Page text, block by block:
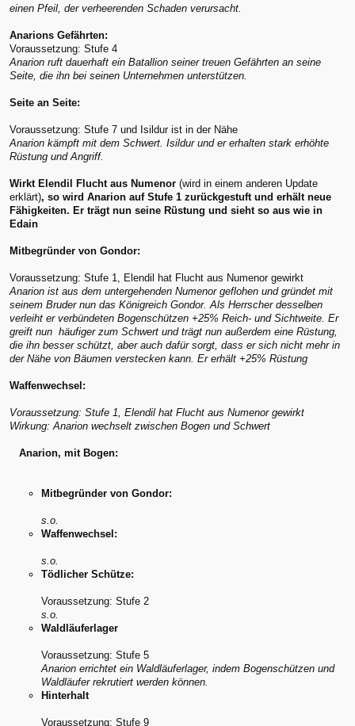
einen Pfeil, der verheerenden Schaden verursacht.
Anarions Gefährten:
Voraussetzung: Stufe 4
Anarion ruft dauerhaft ein Batallion seiner treuen Gefährten an seine
Seite, die ihn bei seinen Unternehmen unterstützen.
Seite an Seite:
Voraussetzung: Stufe 7 und Isildur ist in der Nähe
Anarion kämpft mit dem Schwert. Isildur und er erhalten stark erhöhte
Rüstung und Angriff.
Wirkt Elendil Flucht aus Numenor (wird in einem anderen Update
erklärt), so wird Anarion auf Stufe 1 zurückgestuft und erhält neue
Fähigkeiten. Er trägt nun seine Rüstung und sieht so aus wie in
Edain
Mitbegründer von Gondor:
Voraussetzung: Stufe 1, Elendil hat Flucht aus Numenor gewirkt
Anarion ist aus dem untergehenden Numenor geflohen und gründet mit
seinem Bruder nun das Königreich Gondor. Als Herrscher desselben
verleiht er verbündeten Bogenschützen +25% Reich- und Sichtweite. Er
greift nun häufiger zum Schwert und trägt nun außerdem eine Rüstung,
die ihn besser schützt, aber auch dafür sorgt, dass er sich nicht mehr in
der Nähe von Bäumen verstecken kann. Er erhält +25% Rüstung
Waffenwechsel:
Voraussetzung: Stufe 1, Elendil hat Flucht aus Numenor gewirkt
Wirkung: Anarion wechselt zwischen Bogen und Schwert
Anarion, mit Bogen:
Mitbegründer von Gondor:
s.o.
Waffenwechsel:
s.o.
Tödlicher Schütze:
Voraussetzung: Stufe 2
s.o.
Waldläuferlager
Voraussetzung: Stufe 5
Anarion errichtet ein Waldläuferlager, indem Bogenschützen und
Waldläufer rekrutiert werden können.
Hinterhalt
Voraussetzung: Stufe 9